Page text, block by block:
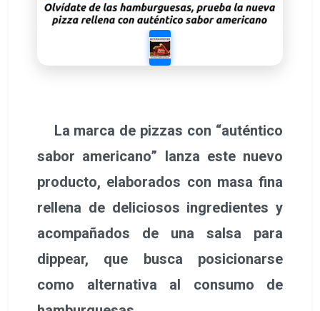
La marca de pizzas con “auténtico
sabor americano” lanza este nuevo
producto, elaborados con masa fina
rellena de deliciosos ingredientes y
acompañados de una salsa para
dippear, que busca posicionarse
como alternativa al consumo de